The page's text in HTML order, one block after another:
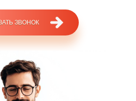
ЗВОНОК